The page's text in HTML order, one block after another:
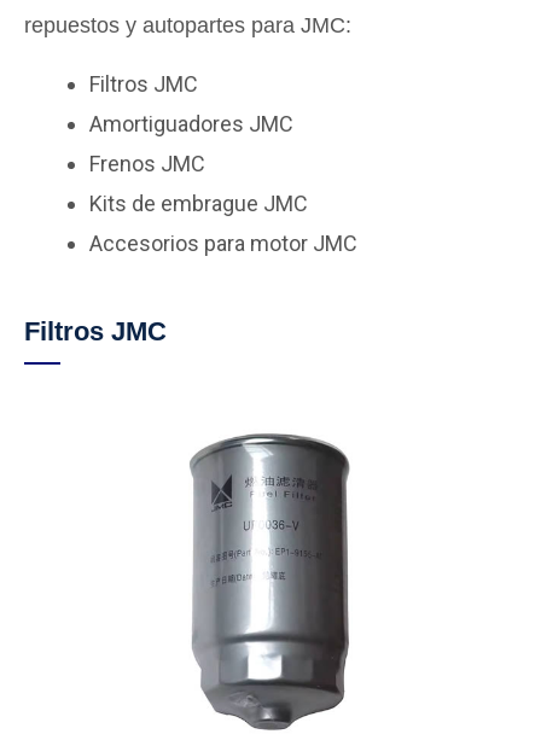
repuestos y autopartes para JMC:
Filtros JMC
Amortiguadores JMC
Frenos JMC
Kits de embrague JMC
Accesorios para motor JMC
Filtros JMC